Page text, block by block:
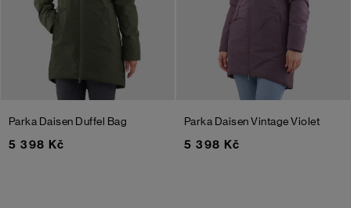
Parka Daisen Duffel Bag
5 398 Kč
Parka DaisenVintage Violet
5 398 Kč